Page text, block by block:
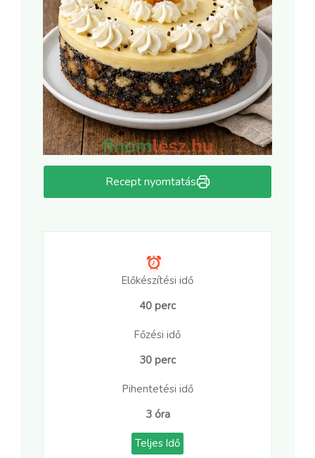
Recept nyomtatás
Előkészítési idő
40 perc
Főzési idő
30 perc
Pihentetési idő
3 óra
Teljes Idő